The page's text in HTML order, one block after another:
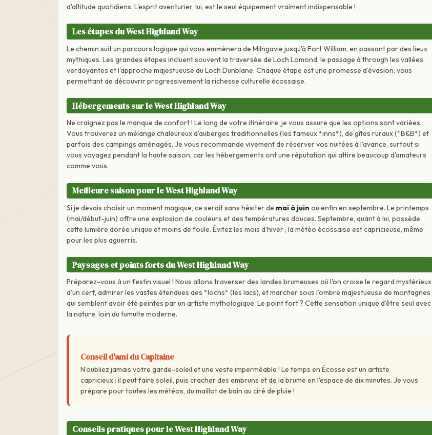
d'altitude quotidiens. L'esprit aventurier, lui, est le seul équipement vraiment indispensable !
Les étapes du West Highland Way
Le chemin suit un parcours logique qui vous emmènera de Milngavie jusqu'à Fort William, en passant par des lieux
mythiques. Les grandes étapes incluent souvent la traversée de Loch Lomond, le passage à through les vallées
verdoyantes et l'approche majestueuse du Loch Dunblane. Chaque étape est une promesse d'évasion, vous
permettant de découvrir progressivement la richesse culturelle écossaise.
Hébergements sur le West Highland Way
Ne craignez pas le manque de confort ! Le long de votre itinéraire, je vous assure que les options sont variées.
Vous trouverez un mélange chaleureux d'auberges traditionnelles (les fameux *inns*), de gîtes ruraux (*B&B*) et
parfois des campings aménagés. Je vous recommande vivement de réserver vos nuitées à l'avance, surtout si
vous voyagez pendant la haute saison, car les hébergements ont une réputation qui attire beaucoup d'amateurs
comme vous.
Meilleure saison pour le West Highland Way
Si je devais choisir un moment magique, ce serait sans hésiter de mai à juin ou enfin en septembre. Le printemps
(mai/début-juin) offre une explosion de couleurs et des températures douces. Septembre, quant à lui, possède
cette lumière dorée unique et moins de foule. Évitez les mois d'hiver ; la météo écossaise est capricieuse, même
pour les plus aguerris.
Paysages et points forts du West Highland Way
Préparez-vous à un festin visuel ! Nous allons traverser des landes brumeuses où l'on croise le regard mystérieux
d'un cerf, admirer les vastes étendues des *lochs* (les lacs), et marcher sous l'ombre majestueuse de montagnes
qui semblent avoir été peintes par un artiste mythologique. Le point fort ? Cette sensation unique d'être seul avec
la nature, loin du tumulte moderne.
Conseil d'ami du Capitaine
N'oubliez jamais votre garde-soleil et une veste imperméable ! Le temps en Écosse est un artiste
capricieux : il peut faire soleil, puis cracher des embruns et de la brume en l'espace de dix minutes. Je vous
prépare pour toutes les météos, du maillot de bain au ciré de pluie !
Conseils pratiques pour le West Highland Way